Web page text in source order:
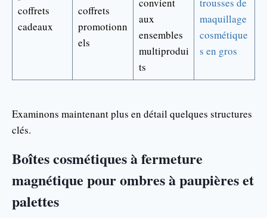
coffrets
cadeaux
coffrets
promotionn
els
aux
ensembles
multiprodui
ts
maquillage
cosmétique
s en gros
Examinons maintenant plus en détail quelques structures
clés.
Boîtes cosmétiques à fermeture
magnétique pour ombres à paupières et
palettes